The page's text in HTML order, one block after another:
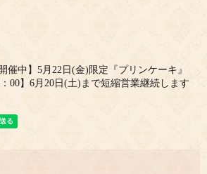
催中】5月22日(金)限定『プリンケーキ』
：00】6月20日(土)まで短縮営業継続します